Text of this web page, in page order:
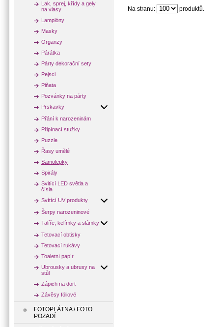
Lak, sprej, křídy a gely
na vlasy
Lampióny
Masky
Organzy
Párátka
Párty dekorační sety
Pejsci
Piňata
Pozvánky na párty
Prskavky
Přání k narozeninám
Připínací stužky
Puzzle
Řasy umělé
Samolepky
Spirály
Svitící LED světla a
čísla
Svítící UV produkty
Šerpy narozeninové
Talíře, kelímky a slámky
Tetovací obtisky
Tetovací rukávy
Toaletní papír
Ubrousky a ubrusy na
stůl
Zápich na dort
Závěsy fóliové
FOTOPLÁTNA / FOTO
POZADÍ
Na stranu: produktů.